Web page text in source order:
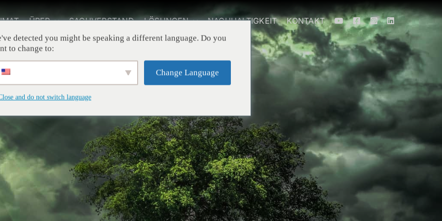
ÜBER SACHVERSTAND LÖSUNGEN NACHHALTIGKEIT KONTAKT
detected you might be speaking a different language. Do you
to change to:
Change Language
and do not switch language